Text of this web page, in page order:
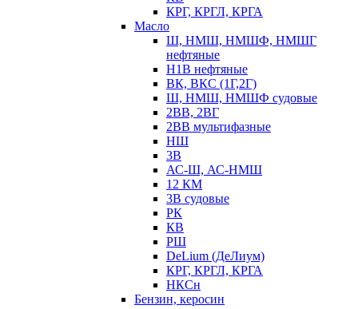
КРГ, КРГЛ, КРГА
Масло
Ш, НМШ, НМШФ, НМШГ
нефтяные
Н1В нефтяные
ВК, ВКС (1Г,2Г)
Ш, НМШ, НМШФ судовые
2ВВ, 2ВГ
2ВВ мультифазные
НШ
3В
АС-Ш, АС-НМШ
12 КМ
3В судовые
РК
КВ
РШ
DeLium (ДеЛиум)
КРГ, КРГЛ, КРГА
НКСн
Бензин, керосин